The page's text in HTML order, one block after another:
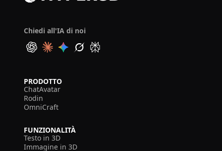
Chiedi all'IA di noi
PRODOTTO
ChatAvatar
Rodin
OmniCraft
FUNZIONALITÀ
Testo in 3D
Immagine in 3D